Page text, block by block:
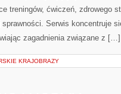
treningów, ćwiczeń, zdrowego
sprawności. Serwis koncentruje
zagadnienia związane z […]
KRAJOBRAZY